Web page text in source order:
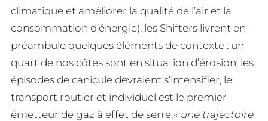
climatique et améliorer la qualité de l’air et la
consommation d’énergie), les Shifters livrent en
préambule quelques éléments de contexte : un
quart de nos côtes sont en situation d’érosion, les
épisodes de canicule devraient s’intensifier, le
transport routier et individuel est le premier
émetteur de gaz à effet de serre,« une trajectoire